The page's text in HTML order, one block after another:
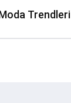
Trendleri